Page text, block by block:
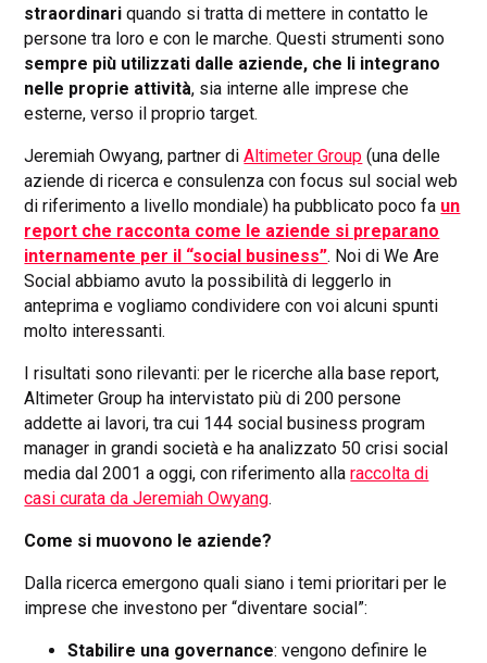
straordinari quando si tratta di mettere in contatto le
persone tra loro e con le marche. Questi strumenti sono
sempre più utilizzati dalle aziende, che li integrano
nelle proprie attività, sia interne alle imprese che
esterne, verso il proprio target.
Jeremiah Owyang, partner diAltimeter Group (una delle
aziende di ricerca e consulenza con focus sul social web
di riferimento a livello mondiale) ha pubblicato poco fa un
report che racconta come le aziende si preparano
internamente per il “social business”. Noi di We Are
Social abbiamo avuto la possibilità di leggerlo in
anteprima e vogliamo condividere con voi alcuni spunti
molto interessanti.
I risultati sono rilevanti: per le ricerche alla base report,
Altimeter Group ha intervistato più di 200 persone
addette ai lavori, tra cui 144 social business program
manager in grandi società e ha analizzato 50 crisi social
media dal 2001 a oggi, con riferimento allaraccolta di
casi curata da Jeremiah Owyang.
Come si muovono le aziende?
Dalla ricerca emergono quali siano i temi prioritari per le
imprese che investono per “diventare social”:
Stabilire una governance: vengono definire le